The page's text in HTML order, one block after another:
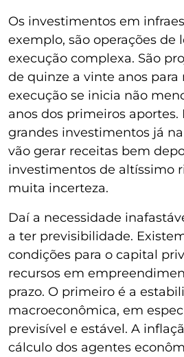
Os investimentos em
exemplo, são operações de
execução complexa. São
de quinze a vinte anos para
execução se inicia não
anos dos primeiros aportes.
grandes investimentos já
vão gerar receitas bem
investimentos de altíssimo
muita incerteza.
Daí a necessidade
a ter previsibilidade.
condições para o capital
recursos em
prazo. O primeiro é a
macroeconômica, em
previsível e estável. A
cálculo dos agentes